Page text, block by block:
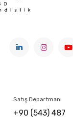
Satış Departmanı
+90 (543) 487